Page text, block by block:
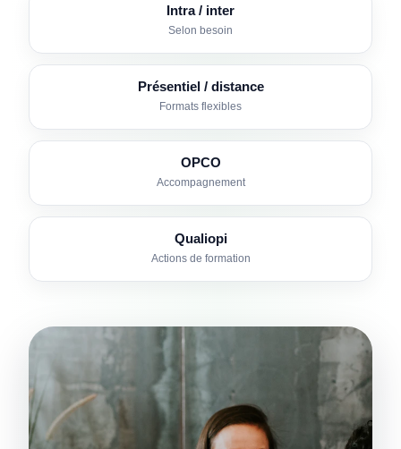
Intra / inter
Selon besoin
Présentiel / distance
Formats flexibles
OPCO
Accompagnement
Qualiopi
Actions de formation